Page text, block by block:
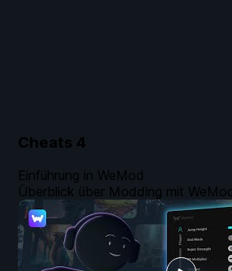
Cheats 4
Einführung in WeMod
Überblick über Modding mit